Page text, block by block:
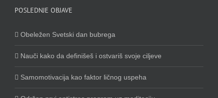
POSLEDNJE OBJAVE
Obeležen Svetski dan bubrega
Nauči kako da definišeš i ostvariš svoje ciljeve
Samomotivacija kao faktor ličnog uspeha